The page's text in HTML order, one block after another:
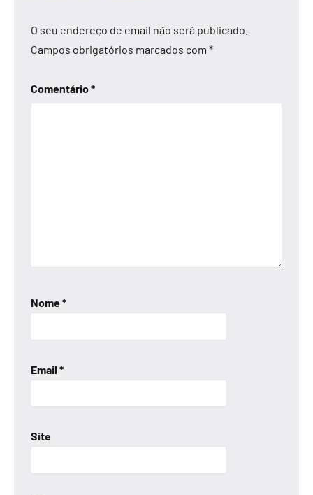
O seu endereço de email não será publicado.
Campos obrigatórios marcados com *
Comentário*
Nome*
Email *
Site